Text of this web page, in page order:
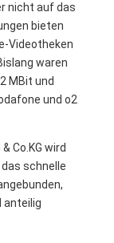
nicht auf das
bieten
Videotheken
waren
MBit und
und o2
Co.KG wird
schnelle
anteilig